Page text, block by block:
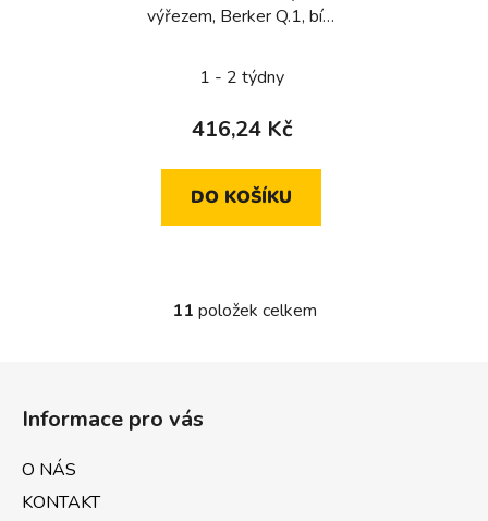
výřezem, Berker Q.1, bílá
1 - 2 týdny
416,24 Kč
DO KOŠÍKU
O
11 položek celkem
Informace pro vás
O NÁS
KONTAKT